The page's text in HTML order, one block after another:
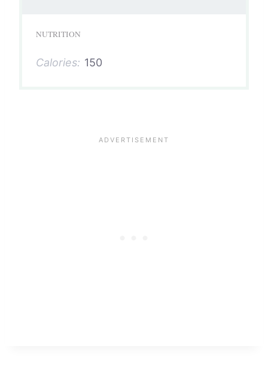
NUTRITION
Calories: 150